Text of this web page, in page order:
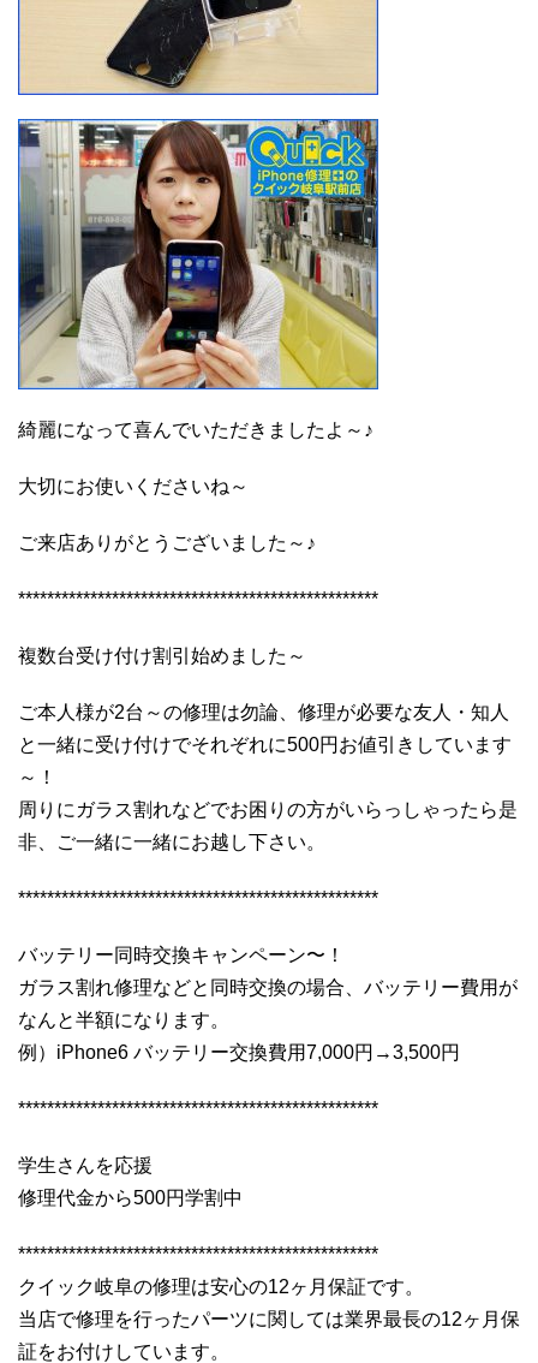
綺麗になって喜んでいただきましたよ～♪
大切にお使いくださいね～
ご来店ありがとうございました～♪
**************************************************
複数台受け付け割引始めました～
ご本人様が2台～の修理は勿論、修理が必要な友人・知人
と一緒に受け付けでそれぞれに500円お値引きしています
～！
周りにガラス割れなどでお困りの方がいらっしゃったら是
非、ご一緒に一緒にお越し下さい。
**************************************************
バッテリー同時交換キャンペーン〜！
ガラス割れ修理などと同時交換の場合、バッテリー費用が
なんと半額になります。
例）iPhone6 バッテリー交換費用7,000円→3,500円
**************************************************
学生さんを応援
修理代金から500円学割中
**************************************************
クイック岐阜の修理は安心の12ヶ月保証です。
当店で修理を行ったパーツに関しては業界最長の12ヶ月保
証をお付けしています。